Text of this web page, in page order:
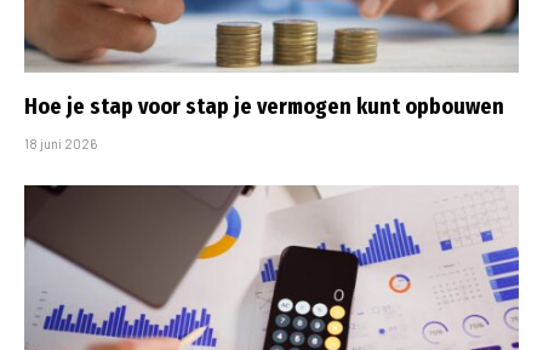
Hoe je stap voor stap je vermogen kunt opbouwen
18 juni 2026